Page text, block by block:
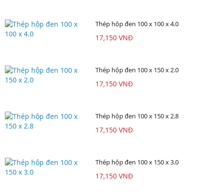
Thép hộp đen 100 x 100 x 4.0
17,150 VNĐ
Thép hộp đen 100 x 150 x 2.0
17,150 VNĐ
Thép hộp đen 100 x 150 x 2.8
17,150 VNĐ
Thép hộp đen 100 x 150 x 3.0
17,150 VNĐ